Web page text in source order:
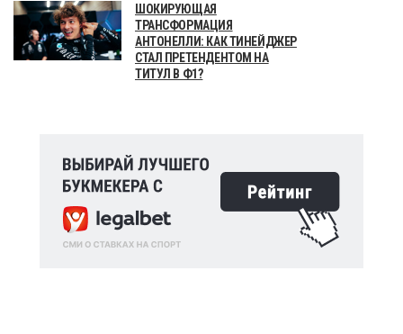
ШОКИРУЮЩАЯ
ТРАНСФОРМАЦИЯ
АНТОНЕЛЛИ: КАК ТИНЕЙДЖЕР
СТАЛ ПРЕТЕНДЕНТОМ НА
ТИТУЛ В Ф1?